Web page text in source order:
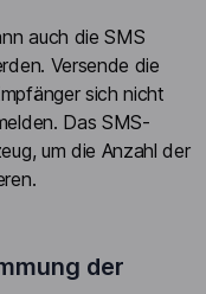
auch die SMS
Versende die
sich nicht
Das SMS-
um die Anzahl der
der